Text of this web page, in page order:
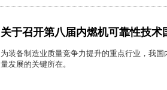
关于召开第八届内燃机可靠性技术
为装备制造业质量竞争力提升的重点行业，我
量发展的关键所在。